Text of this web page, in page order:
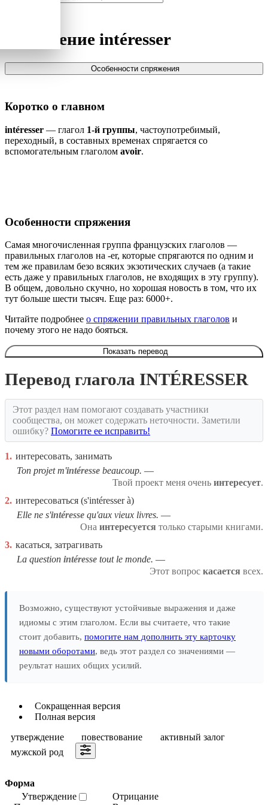
Спряжение intéresser
Особенности спряжения
Коротко о главном
intéresser — глагол 1-й группы, частоупотребимый,
переходный, в составных временах спрягается со
вспомогательным глаголом avoir.
Особенности спряжения
Самая многочисленная группа французских глаголов —
правильных глаголов на -er, которые спрягаются по одним и
тем же правилам безо всяких экзотических случаев (а такие
есть даже у правильных глаголов, не входящих в эту группу).
В общем, довольно скучно, но хорошая новость в том, что их
тут больше шести тысяч. Еще раз: 6000+.
Читайте подробнее о спряжении правильных глаголов и
почему этого не надо бояться.
Показать перевод
Перевод глагола INTÉRESSER
Этот раздел нам помогают создавать участники
сообщества, он может содержать неточности. Заметили
ошибку? Помогите ее исправить!
1. интересовать, занимать
Ton projet m'intéresse beaucoup.
Твой проект меня очень интересует.
2. интересоваться (s'intéresser à)
Elle ne s'intéresse qu'aux vieux livres.
Она интересуется только старыми книгами.
3. касаться, затрагивать
La question intéresse tout le monde.
Этот вопрос касается всех.
Возможно, существуют устойчивые выражения и даже
идиомы с этим глаголом. Если вы считаете, что такие
стоит добавить, помогите нам дополнить эту карточку
новыми оборотами, ведь этот раздел со значениями —
реультат наших общих усилий.
Сокращенная версия
Полная версия
утверждение
повествование
активный залог
мужской род
Форма
Утверждение
Отрицание